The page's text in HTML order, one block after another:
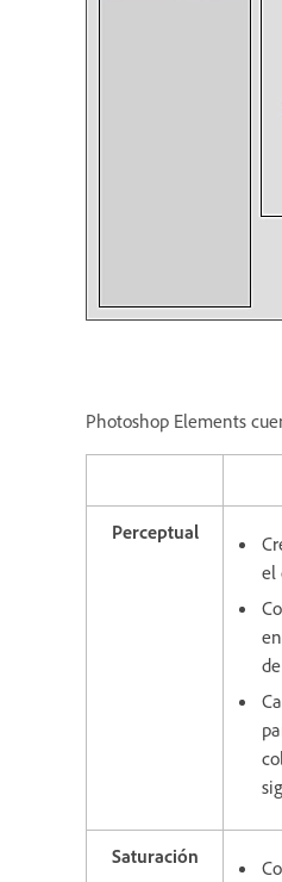
Photoshop Elements
Perceptual
el
Saturación